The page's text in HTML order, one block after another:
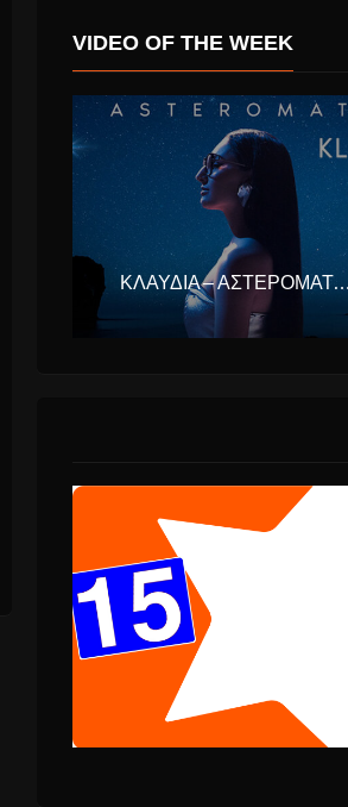
VIDEO OF THE WEEK
ΚΛΑΥΔΊΑ – ΑΣΤΕΡΟΜΆΤΑ (EUROVISION ΕΛΛΆΔΑ 2025)